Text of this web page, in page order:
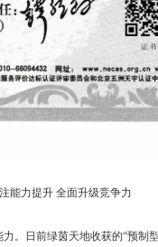
能力提升 全面升级竞争力
日前绿茵天地收获的“预制